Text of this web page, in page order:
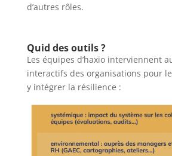
d’autres rôles.
Quid des outils ?
Les équipes d’haxio interviennent
interactifs des organisations pour
y intégrer la résilience :